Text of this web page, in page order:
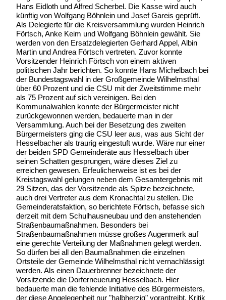
Hans Eidloth und Alfred Scherbel. Die Kasse wird auch
künftig von Wolfgang Böhnlein und Josef Gareis geprüft.
Als Delegierte für die Kreisversammlung wurden Heinrich
Förtsch, Anke Keim und Wolfgang Böhnlein gewählt. Sie
werden von den Ersatzdelegierten Gerhard Appel, Albin
Martin und Andrea Förtsch vertreten. Zuvor konnte
Vorsitzender Heinrich Förtsch von einem aktiven
politischen Jahr berichten. So konnte Hans Michelbach bei
der Bundestagswahl in der Großgemeinde Wilhelmsthal
über 60 Prozent und die CSU mit der Zweitstimme mehr
als 75 Prozent auf sich vereinigen. Bei den
Kommunalwahlen konnte der Bürgermeister nicht
zurückgewonnen werden, bedauerte man in der
Versammlung. Auch bei der Besetzung des zweiten
Bürgermeisters ging die CSU leer aus, was aus Sicht der
Hesselbacher als traurig eingestuft wurde. Wäre nur einer
der beiden SPD Gemeinderäte aus Hesselbach über
seinen Schatten gesprungen, wäre dieses Ziel zu
erreichen gewesen. Erfeulicherweise ist es bei der
Kreistagswahl gelungen neben dem Gesamtergebnis mit
29 Sitzen, das der Vorsitzende als Spitze bezeichnete,
auch drei Vertreter aus dem Kronachtal zu stellen. Die
Gemeinderatsfaktion, so berichtete Förtsch, befasse sich
derzeit mit dem Schulhausneubau und den anstehenden
Straßenbaumaßnahmen. Besonders bei
Straßenbaumaßnahmen müsse großes Augenmerk auf
eine gerechte Verteilung der Maßnahmen gelegt werden.
So dürfen bei all den Baumaßnahmen die einzelnen
Ortsteile der Gemeinde Wilhelmsthal nicht vernachlässigt
werden. Als einen Dauerbrenner bezeichnete der
Vorsitzende die Dorferneuerung Hesselbach. Hier
bedauerte man die fehlende Initiative des Bürgermeisters,
der diese Angelegenheit nur "halbherzig" vorantreibt. Kritik